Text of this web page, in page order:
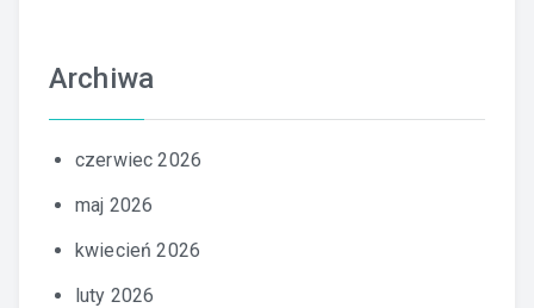
Archiwa
czerwiec 2026
maj 2026
kwiecień 2026
luty 2026